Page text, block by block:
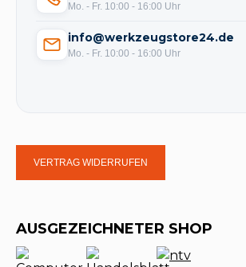
Mo. - Fr. 10:00 - 16:00 Uhr
info@werkzeugstore24.de
Mo. - Fr. 10:00 - 16:00 Uhr
VERTRAG WIDERRUFEN
AUSGEZEICHNETER SHOP